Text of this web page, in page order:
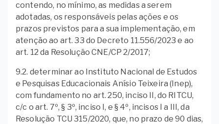
contendo, no mínimo, as medidas a serem
adotadas, os responsáveis pelas ações e os
prazos previstos para a sua implementação, em
atenção ao art. 33 do Decreto 11.556/2023 e ao
art. 12 da Resolução CNE/CP 2/2017;
9.2. determinar ao Instituto Nacional de Estudos
e Pesquisas Educacionais Anísio Teixeira (Inep),
com fundamento no art. 250, inciso II, do RITCU,
c/c o art. 7º, § 3º, inciso I, e § 4º, incisos I a III, da
Resolução TCU 315/2020, que, no prazo de 90 dias,